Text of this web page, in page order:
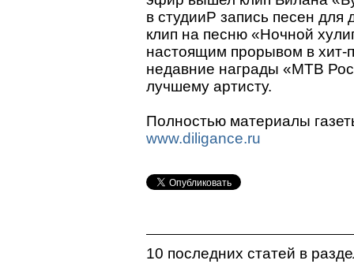
в студииP запись песен
клип на песню «Ночной
настоящим прорывом в хит-
недавние награды «МТВ
лучшему артисту.
Полностью материалы
www.diligance.ru
10 последних статей в